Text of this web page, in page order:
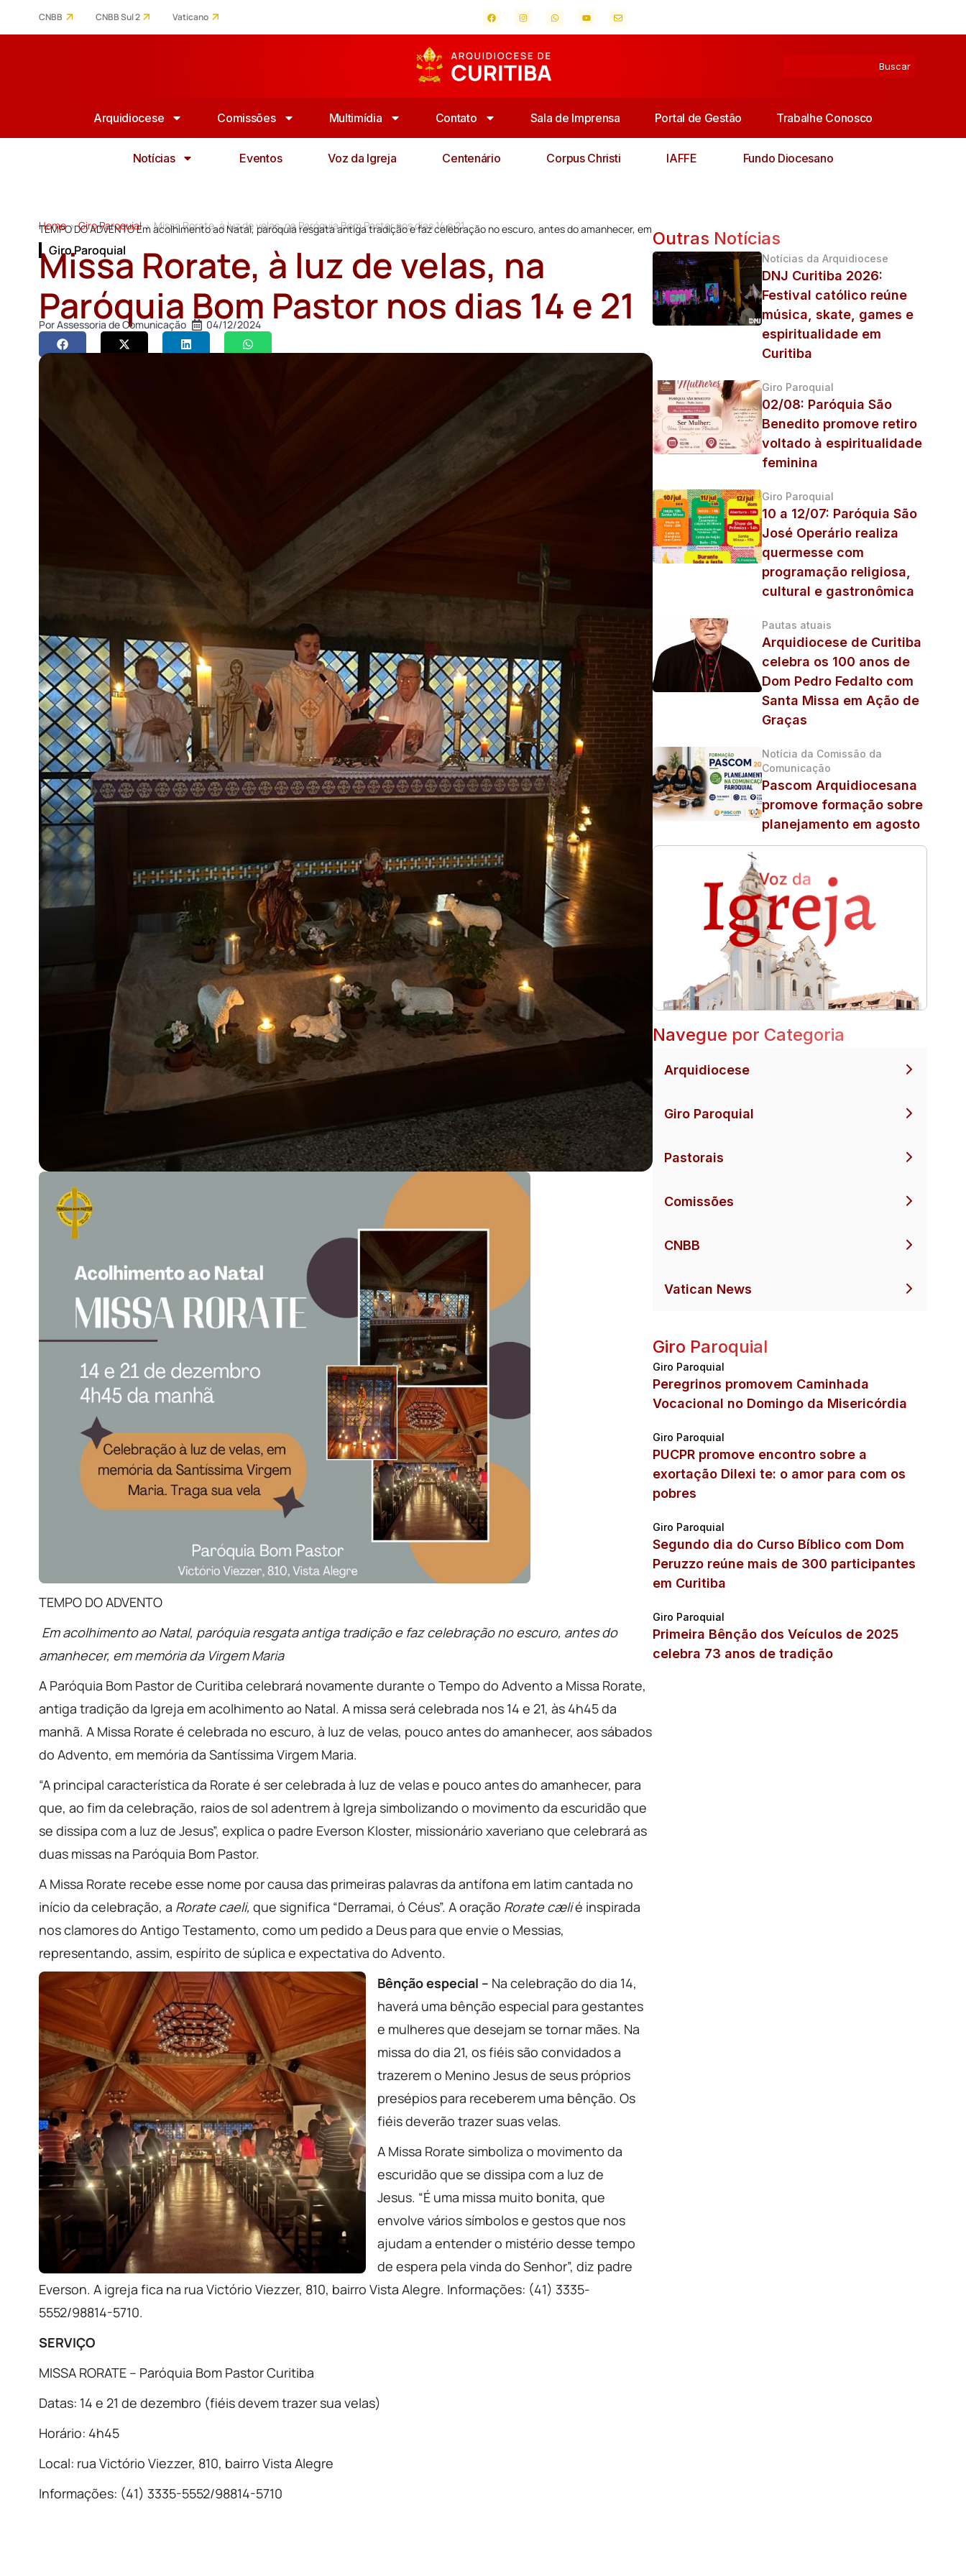
CNBB CNBB Sul 2 Vaticano
Arquidiocese Comissões Multimídia Contato Sala de Imprensa Portal de Gestão Trabalhe Conosco
Notícias Eventos Voz da Igreja Centenário Corpus Christi IAFFE Fundo Diocesano
Home > Giro Paroquial > Missa Rorate, à luz de velas, na Paróquia Bom Pastor nos dias 14 e 21
TEMPO DO ADVENTO Em acolhimento ao Natal, paróquia resgata antiga tradição e faz celebração no escuro, antes do amanhecer, em
Giro Paroquial
Missa Rorate, à luz de velas, na
Paróquia Bom Pastor nos dias 14 e 21
PorAssessoria de Comunicação 04/12/2024
TEMPO DO ADVENTO
Em acolhimento ao Natal, paróquia resgata antiga tradição e faz celebração no escuro, antes do
amanhecer, em memória da Virgem Maria
A Paróquia Bom Pastor de Curitiba celebrará novamente durante o Tempo do Advento a Missa Rorate,
antiga tradição da Igreja em acolhimento ao Natal. A missa será celebrada nos 14 e 21, às 4h45 da
manhã. A Missa Rorate é celebrada no escuro, à luz de velas, pouco antes do amanhecer, aos sábados
do Advento, em memória da Santíssima Virgem Maria.
“A principal característica da Rorate é ser celebrada à luz de velas e pouco antes do amanhecer, para
que, ao fim da celebração, raios de sol adentrem à Igreja simbolizando o movimento da escuridão que
se dissipa com a luz de Jesus”, explica o padre Everson Kloster, missionário xaveriano que celebrará as
duas missas na Paróquia Bom Pastor.
A Missa Rorate recebe esse nome por causa das primeiras palavras da antífona em latim cantada no
início da celebração, a Rorate caeli, que significa “Derramai, ó Céus”. A oração Rorate cælié inspirada
nos clamores do Antigo Testamento, como um pedido a Deus para que envie o Messias,
representando, assim, espírito de súplica e expectativa do Advento.
Bênção especial – Na celebração do dia 14,
haverá uma bênção especial para gestantes
e mulheres que desejam se tornar mães. Na
missa do dia 21, os fiéis são convidados a
trazerem o Menino Jesus de seus próprios
presépios para receberem uma bênção. Os
fiéis deverão trazer suas velas.
A Missa Rorate simboliza o movimento da
escuridão que se dissipa com a luz de
Jesus. “É uma missa muito bonita, que
envolve vários símbolos e gestos que nos
ajudam a entender o mistério desse tempo
de espera pela vinda do Senhor”, diz padre
Everson. A igreja fica na rua Victório Viezzer, 810, bairro Vista Alegre. Informações: (41) 3335-
5552/98814-5710.
SERVIÇO
MISSA RORATE – Paróquia Bom Pastor Curitiba
Datas: 14 e 21 de dezembro (fiéis devem trazer sua velas)
Horário: 4h45
Local: rua Victório Viezzer, 810, bairro Vista Alegre
Informações: (41) 3335-5552/98814-5710
Outras Notícias
Notícias da Arquidiocese
DNJ Curitiba 2026:
Festival católico reúne
música, skate, games e
espiritualidade em
Curitiba
Giro Paroquial
02/08: Paróquia São
Benedito promove retiro
voltado à espiritualidade
feminina
Giro Paroquial
10 a 12/07: Paróquia São
José Operário realiza
quermesse com
programação religiosa,
cultural e gastronômica
Pautas atuais
Arquidiocese de Curitiba
celebra os 100 anos de
Dom Pedro Fedalto com
Santa Missa em Ação de
Graças
Notícia da Comissão da
Comunicação
Pascom Arquidiocesana
promove formação sobre
planejamento em agosto
Navegue por Categoria
Arquidiocese
Giro Paroquial
Pastorais
Comissões
CNBB
Vatican News
Giro Paroquial
Giro Paroquial
Peregrinos promovem Caminhada
Vocacional no Domingo da Misericórdia
Giro Paroquial
PUCPR promove encontro sobre a
exortação Dilexi te: o amor para com os
pobres
Giro Paroquial
Segundo dia do Curso Bíblico com Dom
Peruzzo reúne mais de 300 participantes
em Curitiba
Giro Paroquial
Primeira Bênção dos Veículos de 2025
celebra 73 anos de tradição